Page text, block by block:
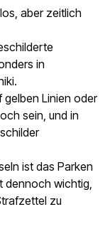
aber zeitlich
in
gelben Linien oder
sein, und in
ist das Parken
dennoch wichtig,
zu